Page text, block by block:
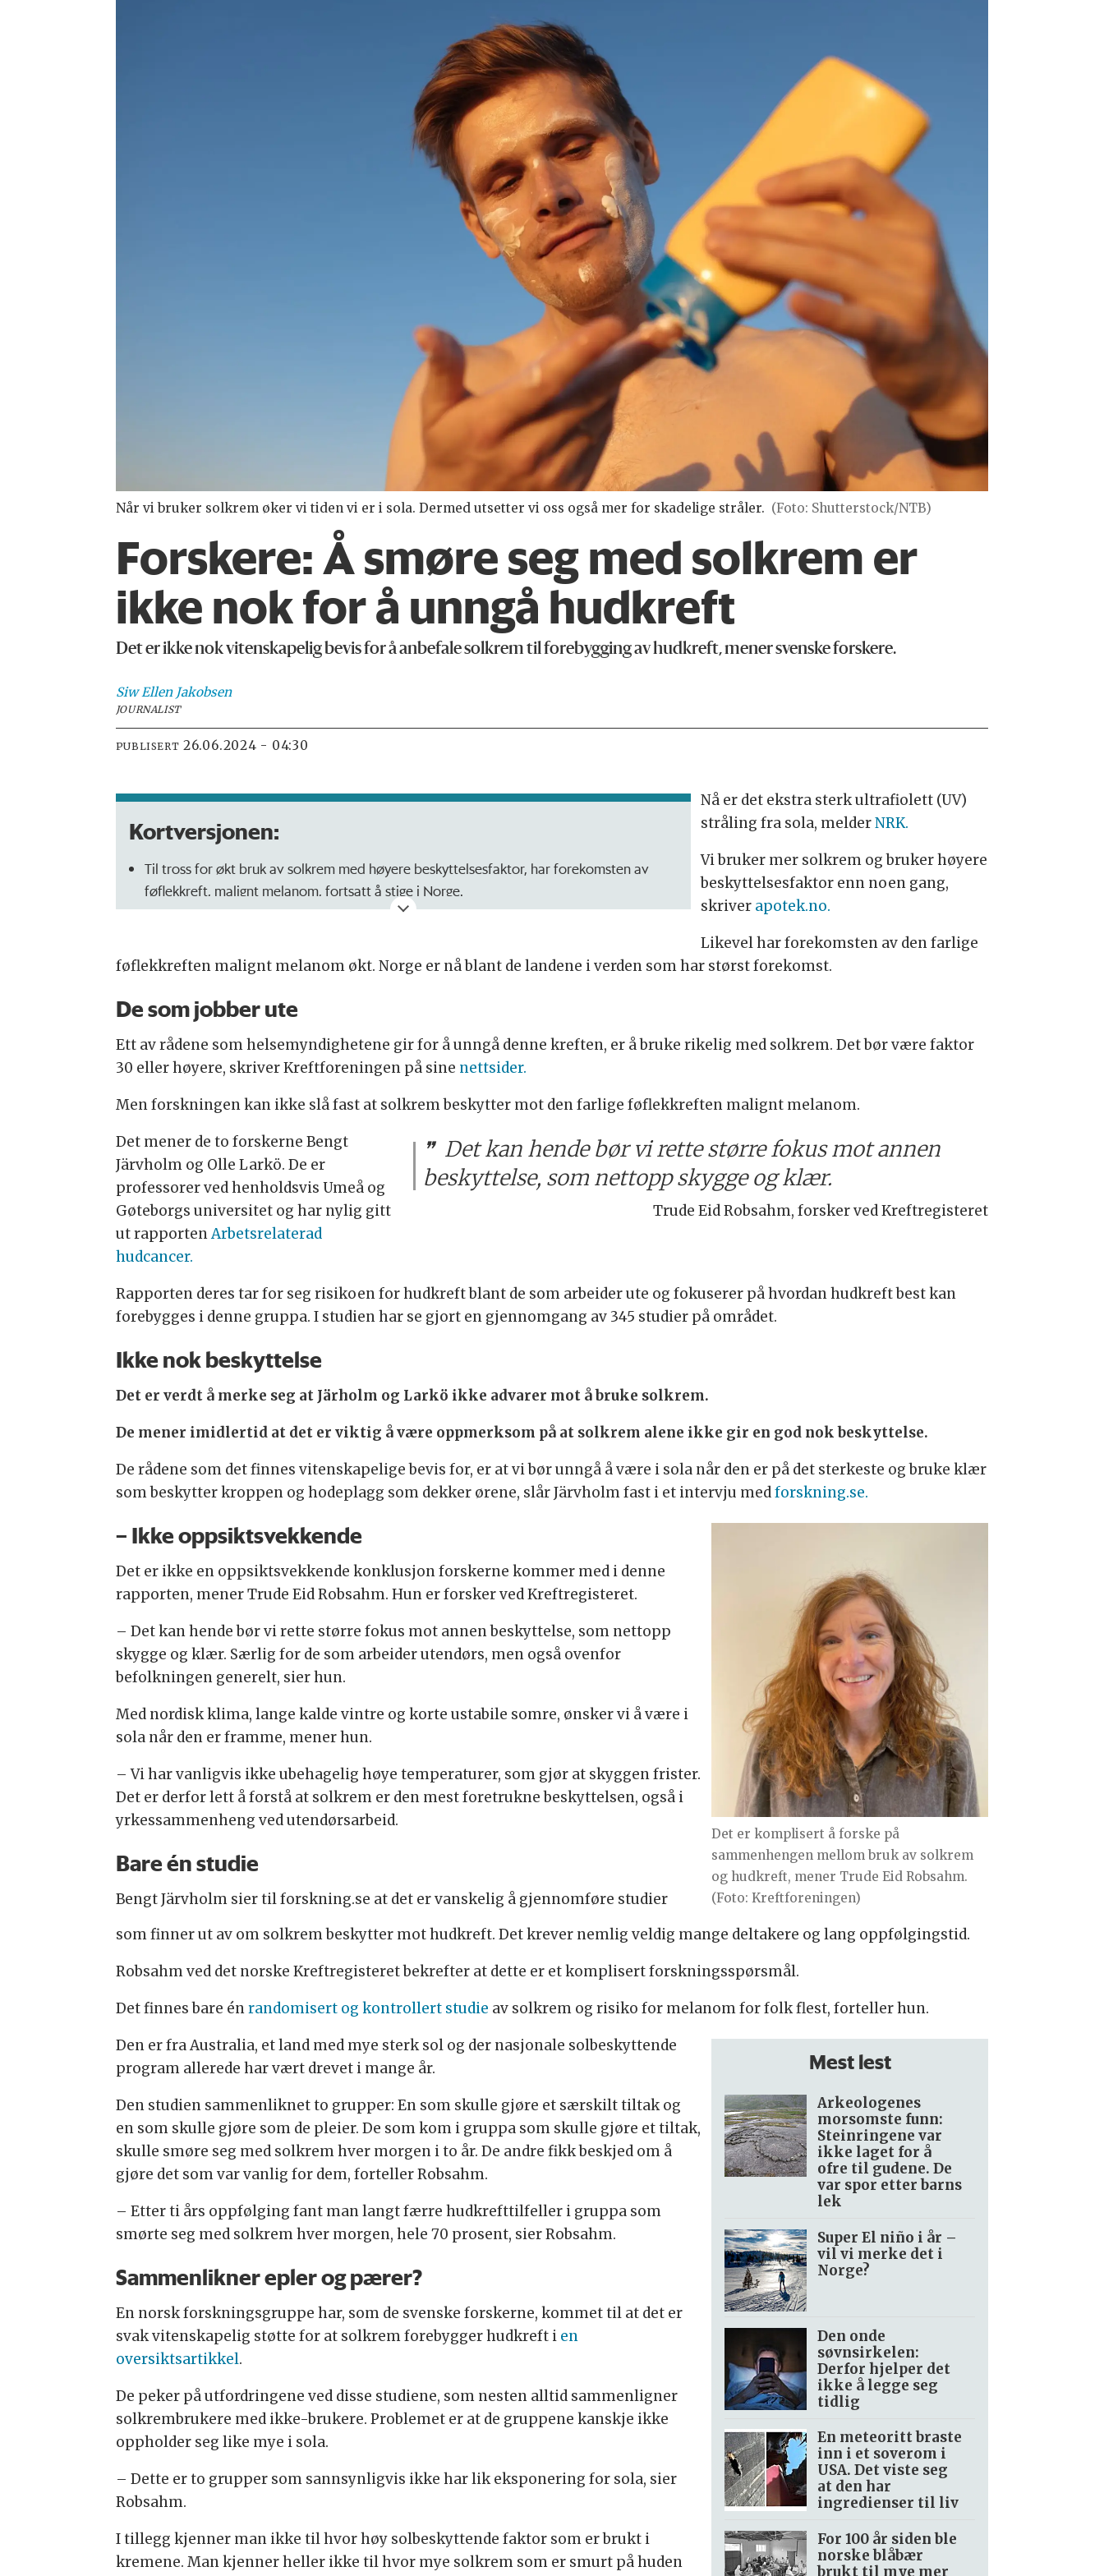
Når vi bruker solkrem øker vi tiden vi er i sola. Dermed utsetter vi oss også mer for skadelige stråler. (Foto: Shutterstock/NTB)
Forskere: Å smøre seg med solkrem er
ikke nok for å unngå hudkreft
Det er ikke nok vitenskapelig bevis for å anbefale solkrem til forebygging av hudkreft, mener svenske forskere.
Siw Ellen Jakobsen
JOURNALIST
PUBLISERT 26.06.2024 - 04:30
Kortversjonen:
Til tross for økt bruk av solkrem med høyere beskyttelsesfaktor, har forekomsten av
føflekkreft, malignt melanom, fortsatt å stige i Norge.
Eneste store randomiserte og kontrollerte studie på solkrem og melanomrisiko fra
år sammenlignet med kontrollgruppen.
Norske og svenske forskere peker på svak evidens for at solkrem alene kan forebygge
hudkreft, og understreker viktigheten av riktig påføring og mengde solkrem for effektiv
Nå er det ekstra sterk ultrafiolett (UV)
stråling fra sola, melderNRK.
Vi bruker mer solkrem og bruker høyere
beskyttelsesfaktor enn noen gang,
skriver apotek.no.
Likevel har forekomsten av den farlige
føflekkreften malignt melanom økt. Norge er nå blant de landene i verden som har størst forekomst.
De som jobber ute
Ett av rådene som helsemyndighetene gir for å unngå denne kreften, er å bruke rikelig med solkrem. Det bør være faktor
30 eller høyere, skriver Kreftforeningen på sine nettsider.
Men forskningen kan ikke slå fast at solkrem beskytter mot den farlige føflekkreften malignt melanom.
Det kan hende bør vi rette større fokus mot annen
beskyttelse, som nettopp skygge og klær.
Trude Eid Robsahm, forsker ved Kreftregisteret
Det mener de to forskerne Bengt
Järvholm og Olle Larkö. De er
professorer ved henholdsvis Umeå og
Gøteborgs universitet og har nylig gitt
ut rapportenArbetsrelaterad
hudcancer.
Rapporten deres tar for seg risikoen for hudkreft blant de som arbeider ute og fokuserer på hvordan hudkreft best kan
forebygges i denne gruppa. I studien har se gjort en gjennomgang av 345 studier på området.
Ikke nok beskyttelse
Det er verdt å merke seg at Järholm og Larkö ikke advarer mot å bruke solkrem.
De mener imidlertid at det er viktig å være oppmerksom på at solkrem alene ikke gir en god nok beskyttelse.
De rådene som det finnes vitenskapelige bevis for, er at vi bør unngå å være i sola når den er på det sterkeste og bruke klær
som beskytter kroppen og hodeplagg som dekker ørene, slår Järvholm fast i et intervju medforskning.se.
Det er komplisert å forske på
sammenhengen mellom bruk av solkrem
og hudkreft, mener Trude Eid Robsahm.
(Foto: Kreftforeningen)
– Ikke oppsiktsvekkende
Det er ikke en oppsiktsvekkende konklusjon forskerne kommer med i denne
rapporten, mener Trude Eid Robsahm. Hun er forsker ved Kreftregisteret.
– Det kan hende bør vi rette større fokus mot annen beskyttelse, som nettopp
skygge og klær. Særlig for de som arbeider utendørs, men også ovenfor
befolkningen generelt, sier hun.
Med nordisk klima, lange kalde vintre og korte ustabile somre, ønsker vi å være i
sola når den er framme, mener hun.
– Vi har vanligvis ikke ubehagelig høye temperaturer, som gjør at skyggen frister.
Det er derfor lett å forstå at solkrem er den mest foretrukne beskyttelsen, også i
yrkessammenheng ved utendørsarbeid.
Bare én studie
Bengt Järvholm sier til forskning.se at det er vanskelig å gjennomføre studier
som finner ut av om solkrem beskytter mot hudkreft. Det krever nemlig veldig mange deltakere og lang oppfølgingstid.
Robsahm ved det norske Kreftregisteret bekrefter at dette er et komplisert forskningsspørsmål.
Det finnes bare énrandomisert og kontrollert studie av solkrem og risiko for melanom for folk flest, forteller hun.
Mest lest
Arkeologenes
morsomste funn:
Steinringene var
ikke laget for å
ofre til gudene. De
var spor etter barns
lek
Super El niño i år –
vil vi merke det i
Norge?
Den onde
søvnsirkelen:
Derfor hjelper det
ikke å legge seg
tidlig
En meteoritt braste
inn i et soverom i
USA. Det viste seg
at den har
ingredienser til liv
For 100 år siden ble
norske blåbær
brukt til mye mer
Den er fra Australia, et land med mye sterk sol og der nasjonale solbeskyttende
program allerede har vært drevet i mange år.
Den studien sammenliknet to grupper: En som skulle gjøre et særskilt tiltak og
en som skulle gjøre som de pleier. De som kom i gruppa som skulle gjøre et tiltak,
skulle smøre seg med solkrem hver morgen i to år. De andre fikk beskjed om å
gjøre det som var vanlig for dem, forteller Robsahm.
– Etter ti års oppfølging fant man langt færre hudkrefttilfeller i gruppa som
smørte seg med solkrem hver morgen, hele 70 prosent, sier Robsahm.
Sammenlikner epler og pærer?
En norsk forskningsgruppe har, som de svenske forskerne, kommet til at det er
svak vitenskapelig støtte for at solkrem forebygger hudkreft i en
oversiktsartikkel.
De peker på utfordringene ved disse studiene, som nesten alltid sammenligner
solkrembrukere med ikke-brukere. Problemet er at de gruppene kanskje ikke
oppholder seg like mye i sola.
– Dette er to grupper som sannsynligvis ikke har lik eksponering for sola, sier
Robsahm.
I tillegg kjenner man ikke til hvor høy solbeskyttende faktor som er brukt i
kremene. Man kjenner heller ikke til hvor mye solkrem som er smurt på huden